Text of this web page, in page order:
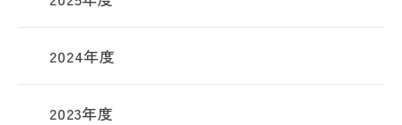
2024年度
2023年度